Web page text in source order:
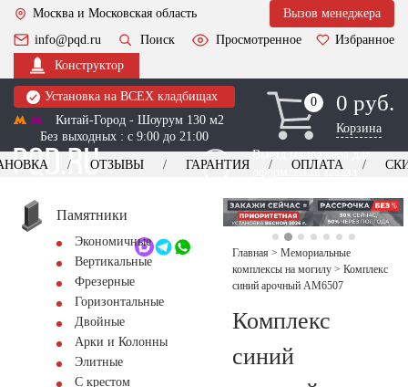
Москва и Московская область
Вызов менеджера
info@pqd.ru
Поиск Просмотренное
Избранное
Конструктор
Установка на ВСЕХ кладбищах
Китай-Город - Шоурум 130 м2
Без выходных : с 9:00 до 21:00
0
0 0 руб.
Корзина
Выезд менеджера для
оформления заказа
+7 (495) 518-44-23
Обратный звонок
ОТЗЫВЫ ГАРАНТИЯ ОПЛАТА
Памятники
Экономичные
Вертикальные
Фрезерные
Горизонтальные
Двойные
Арки и Колонны
Элитные
С крестом
Главная > Мемориальные
комплексы на могилу > Комплекс
синий арочный AM6507
Комплекс
синий